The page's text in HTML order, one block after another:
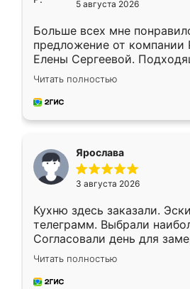
5 августа 2026
Больше всех мне
предложение от компании
Елены Сергеевой.
короткие сроки
для замера сотрудник
предложил по моему
Читать полностью
Ярослава
3 августа 2026
Кухню здесь заказали.
телеграмм. Выбрали
Согласовали день для
недели кухня была уже
довольны работой.
мебель за качественную
Читать полностью